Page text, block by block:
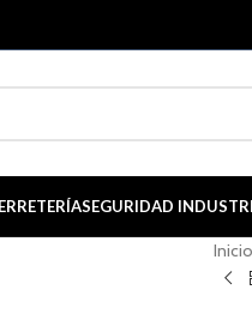
SEGURIDAD
Inicio